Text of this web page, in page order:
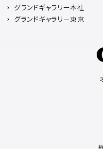
グランドギャラリー本社
グランドギャラリー東京